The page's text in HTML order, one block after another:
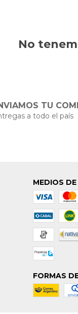
No
TU
a todo el país
MEDIOS
FORMAS